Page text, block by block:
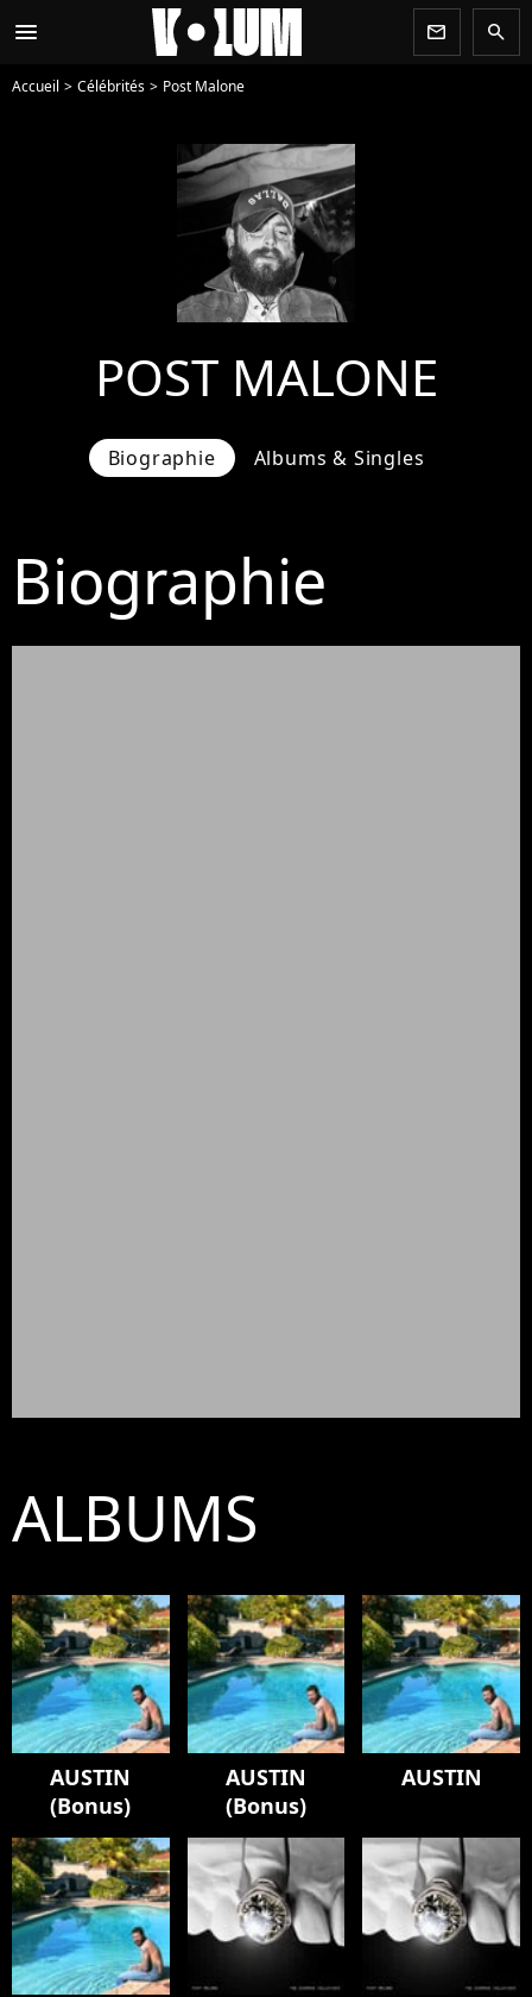
menu newsletter search
Accueil Célébrités Post Malone
POST MALONE
Biographie Albums & Singles
Biographie
ALBUMS
AUSTIN
(Bonus)
AUSTIN
(Bonus)
AUSTIN